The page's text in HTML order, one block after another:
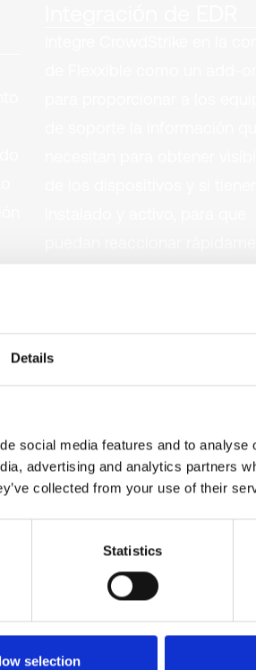
Details
social media features and to analyse
advertising and analytics partners
collected from your use of their
Statistics
selection